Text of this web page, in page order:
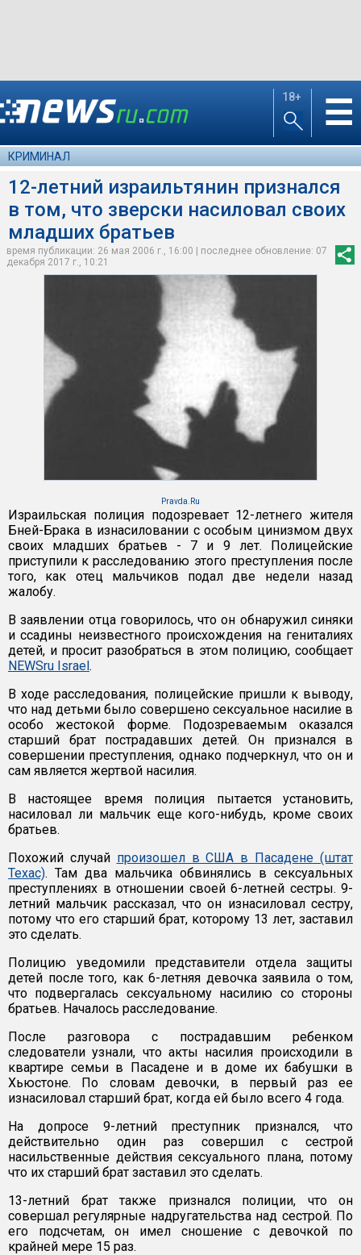
18+ ☰
КРИМИНАЛ
12-летний израильтянин признался
в том, что зверски насиловал своих
младших братьев
время публикации: 26 мая 2006 г., 16:00 | последнее обновление: 07
декабря 2017 г., 10:21
Pravda.Ru
Израильская полиция подозревает 12-летнего жителя
Бней-Брака в изнасиловании с особым цинизмом двух
своих младших братьев - 7 и 9 лет. Полицейские
приступили к расследованию этого преступления после
того, как отец мальчиков подал две недели назад
жалобу.
В заявлении отца говорилось, что он обнаружил синяки
и ссадины неизвестного происхождения на гениталиях
детей, и просит разобраться в этом полицию, сообщает
NEWSru Israel.
В ходе расследования, полицейские пришли к выводу,
что над детьми было совершено сексуальное насилие в
особо жестокой форме. Подозреваемым оказался
старший брат пострадавших детей. Он признался в
совершении преступления, однако подчеркнул, что он и
сам является жертвой насилия.
В настоящее время полиция пытается установить,
насиловал ли мальчик еще кого-нибудь, кроме своих
братьев.
Похожий случай произошел в США в Пасадене (штат
Техас). Там два мальчика обвинялись в сексуальных
преступлениях в отношении своей 6-летней сестры. 9-
летний мальчик рассказал, что он изнасиловал сестру,
потому что его старший брат, которому 13 лет, заставил
это сделать.
Полицию уведомили представители отдела защиты
детей после того, как 6-летняя девочка заявила о том,
что подвергалась сексуальному насилию со стороны
братьев. Началось расследование.
После разговора с пострадавшим ребенком
следователи узнали, что акты насилия происходили в
квартире семьи в Пасадене и в доме их бабушки в
Хьюстоне. По словам девочки, в первый раз ее
изнасиловал старший брат, когда ей было всего 4 года.
На допросе 9-летний преступник признался, что
действительно один раз совершил с сестрой
насильственные действия сексуального плана, потому
что их старший брат заставил это сделать.
13-летний брат также признался полиции, что он
совершал регулярные надругательства над сестрой. По
его подсчетам, он имел сношение с девочкой по
крайней мере 15 раз.